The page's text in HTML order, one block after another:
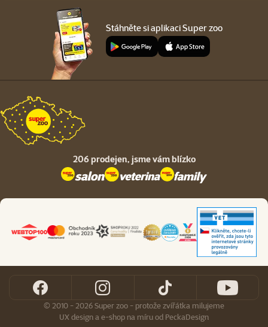
Stáhněte si aplikaci Super zoo
206 prodejen, jsme vám blízko
© 2010 - 2026 Super zoo - protože zvířátka milujeme
UX designa e-shop na míruod PeckaDesign